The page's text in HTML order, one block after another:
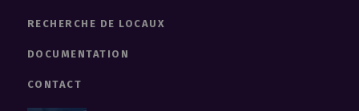
RECHERCHE DE LOCAUX
DOCUMENTATION
CONTACT